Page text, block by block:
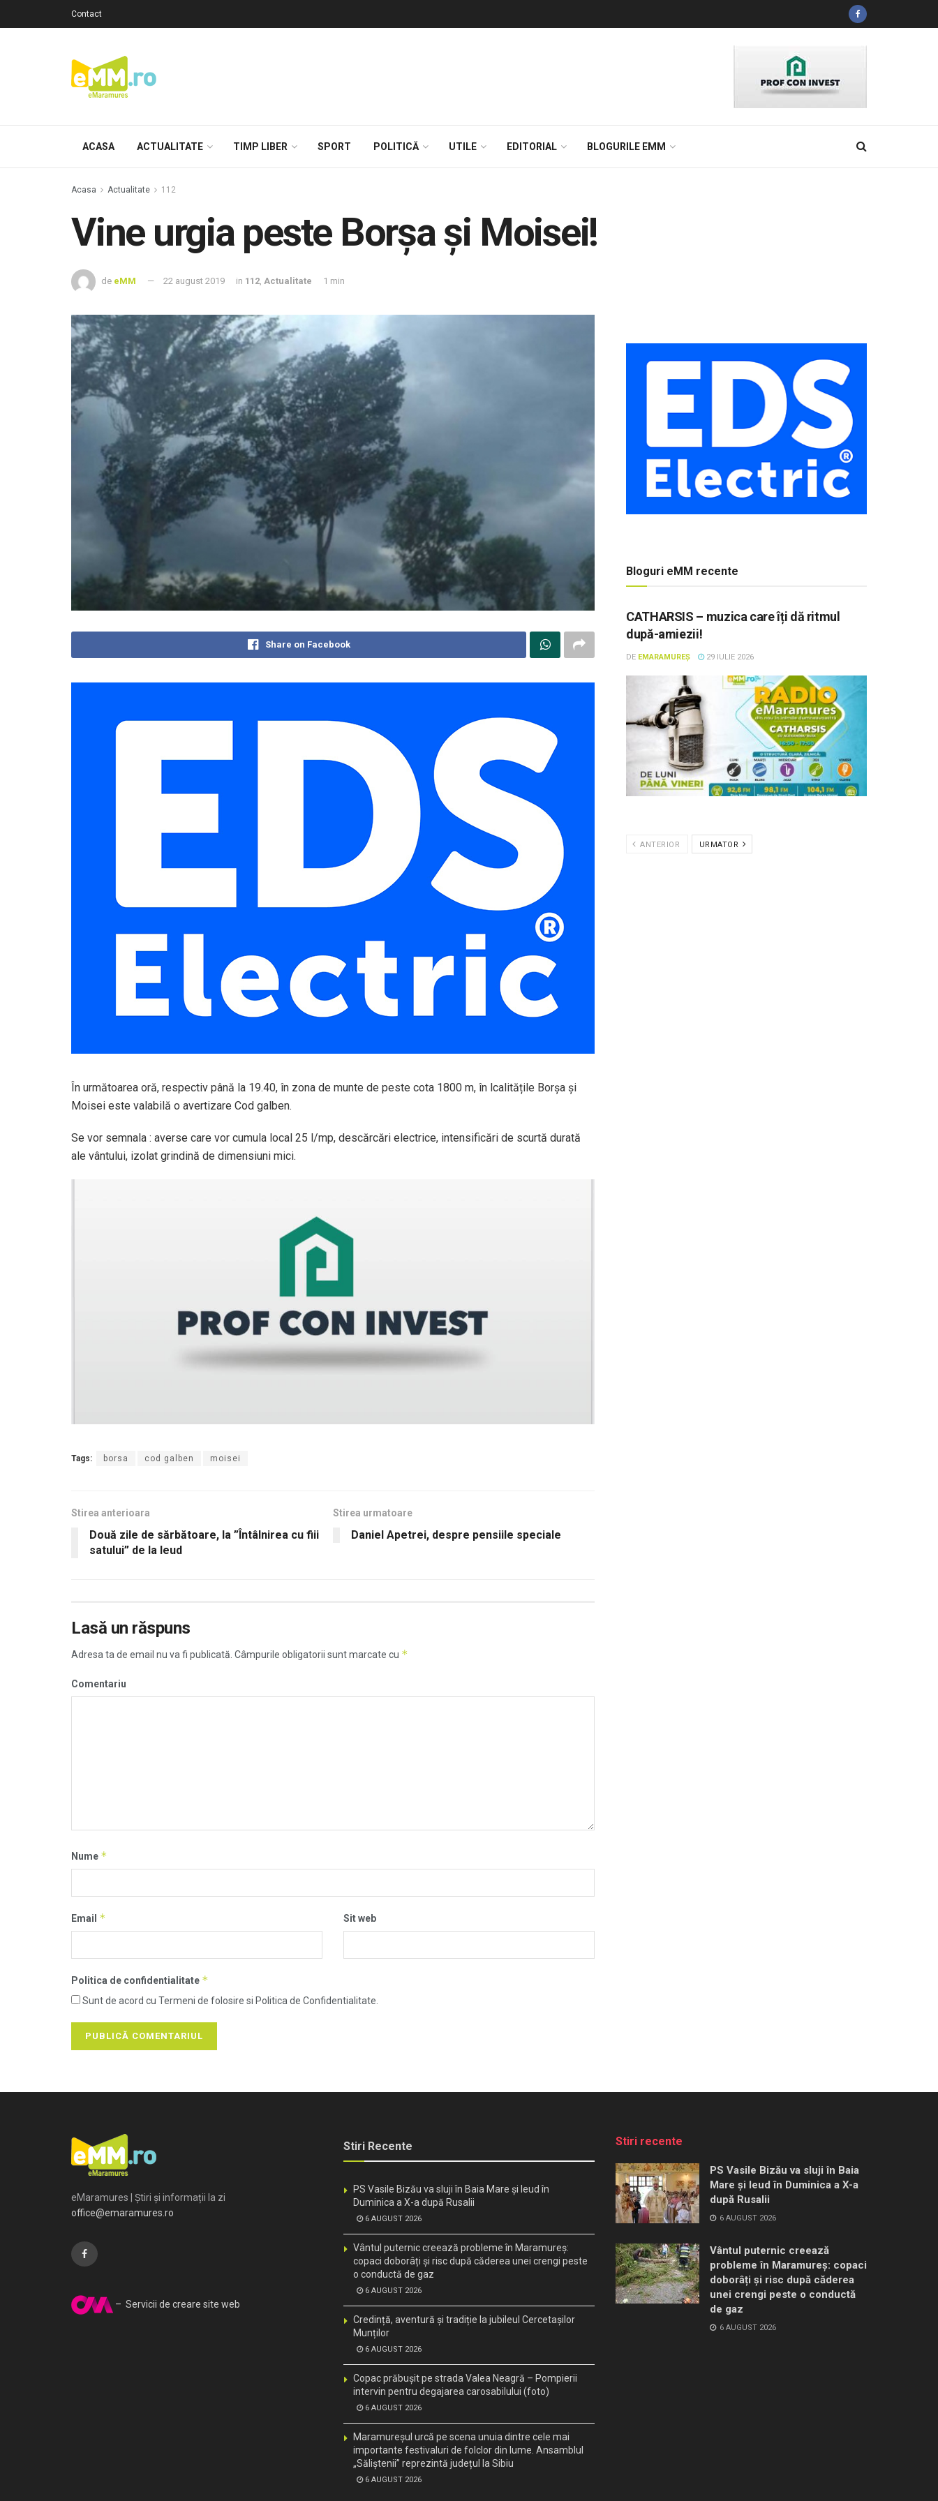
Contact
ACASA ACTUALITATE TIMP LIBER SPORT POLITICĂ UTILE EDITORIAL BLOGURILE EMM
Acasa Actualitate 112
Vine urgia peste Borșa și Moisei!
de eMM 22 august 2019 in 112, Actualitate 1 min
Share on Facebook
În următoarea oră, respectiv până la 19.40, în zona de munte de peste cota 1800 m, în lcalitățile Borșa și
Moisei este valabilă o avertizare Cod galben.
Se vor semnala : averse care vor cumula local 25 l/mp, descărcări electrice, intensificări de scurtă durată
ale vântului, izolat grindină de dimensiuni mici.
Tags: borsa cod galben moisei
Stirea anterioara
Două zile de sărbătoare, la ”Întâlnirea cu fiii
satului” de la Ieud
Stirea urmatoare
Daniel Apetrei, despre pensiile speciale
Lasă un răspuns
Adresa ta de email nu va fi publicată. Câmpurile obligatorii sunt marcate cu *
Comentariu
Nume *
Email * Sit web
Politica de confidentialitate *
Sunt de acord cu Termeni de folosire si Politica de Confidentialitate.
Bloguri eMM recente
CATHARSIS – muzica care îți dă ritmul
după-amiezii!
DE EMARAMUREȘ 29 IULIE 2026
ANTERIOR URMATOR
eMaramures | Știri și informații la zi
office@emaramures.ro
– Servicii de creare site web
Stiri Recente
PS Vasile Bizău va sluji în Baia Mare și Ieud în
Duminica a X-a după Rusalii
6 AUGUST 2026
Vântul puternic creează probleme în Maramureș:
copaci doborâți și risc după căderea unei crengi peste
o conductă de gaz
6 AUGUST 2026
Credință, aventură și tradiție la jubileul Cercetașilor
Munților
6 AUGUST 2026
Copac prăbușit pe strada Valea Neagră – Pompierii
intervin pentru degajarea carosabilului (foto)
6 AUGUST 2026
Maramureșul urcă pe scena unuia dintre cele mai
importante festivaluri de folclor din lume. Ansamblul
„Săliștenii” reprezintă județul la Sibiu
6 AUGUST 2026
Stiri recente
PS Vasile Bizău va sluji în Baia
Mare și Ieud în Duminica a X-a
după Rusalii
6 AUGUST 2026
Vântul puternic creează
probleme în Maramureș: copaci
doborâți și risc după căderea
unei crengi peste o conductă
de gaz
6 AUGUST 2026